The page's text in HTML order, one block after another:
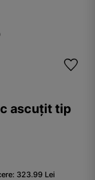
ascuțit tip
323.99 Lei